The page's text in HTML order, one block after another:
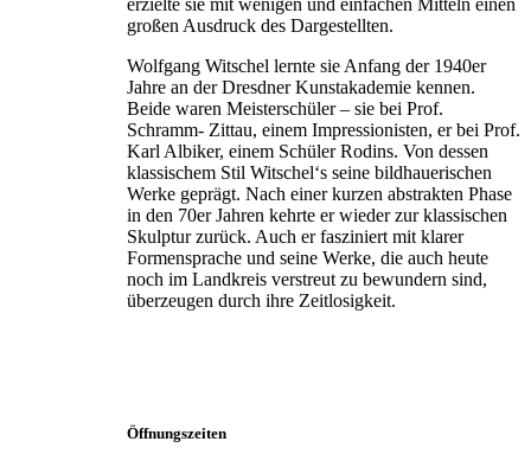
erzielte sie mit wenigen und einfachen Mitteln einen
großen Ausdruck des Dargestellten.
Wolfgang Witschel lernte sie Anfang der 1940er
Jahre an der Dresdner Kunstakademie kennen.
Beide waren Meisterschüler – sie bei Prof.
Schramm- Zittau, einem Impressionisten, er bei Prof.
Karl Albiker, einem Schüler Rodins. Von dessen
klassischem Stil Witschel‘s seine bildhauerischen
Werke geprägt. Nach einer kurzen abstrakten Phase
in den 70er Jahren kehrte er wieder zur klassischen
Skulptur zurück. Auch er fasziniert mit klarer
Formensprache und seine Werke, die auch heute
noch im Landkreis verstreut zu bewundern sind,
überzeugen durch ihre Zeitlosigkeit.
Öffnungszeiten